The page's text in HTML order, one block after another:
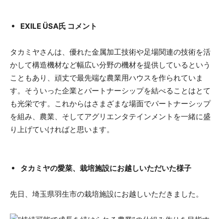
EXILE ÜSA氏 コメント
タカミヤさんは、優れた金属加工技術や足場関連の技術を活
かして構造機材など幅広い分野の機材を提供しているという
こともあり、頑丈で最先端な農業用ハウスを作られていま
す。そういった企業とパートナーシップを結べることはとて
も光栄です。これからはさまざまな場面でパートナーシップ
を組み、農業、そしてアグリエンタテインメントを一緒に盛
り上げていければと思います。
タカミヤの愛菜、栽培施設にお越しいただいた様子
先日、埼玉県羽生市の栽培施設にお越しいただきました。